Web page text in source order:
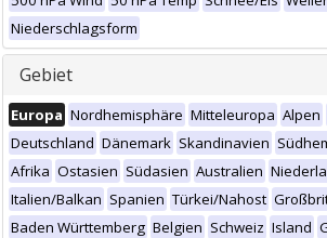
Niederschlagsform
Gebiet
Europa Nordhemisphäre Mitteleuropa Alpen
Deutschland Dänemark Skandinavien
Afrika Ostasien Südasien Australien
Italien/Balkan Spanien Türkei/Nahost
Baden Württemberg Belgien Schweiz Island